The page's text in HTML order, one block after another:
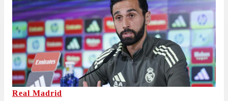
Real Madrid